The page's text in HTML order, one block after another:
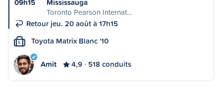
09h15
Mississauga
Toronto Pearson Internat…
Retour jeu. 20 août à 17h15
L Toyota Matrix Blanc '10
Amit 4,9 518 conduits